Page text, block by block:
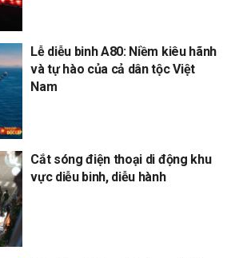
Lễ diễu binh A80: Niềm kiêu hãnh
và tự hào của cả dân tộc Việt
Nam
Cắt sóng điện thoại di động khu
vực diễu binh, diễu hành